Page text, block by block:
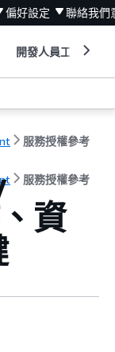
偏好設定 聯絡我們
開發人員工具
服務授權參考
服務授權參考
資